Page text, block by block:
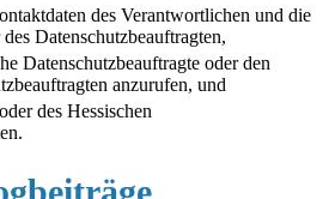
des Verantwortlichen und die
Datenschutzbeauftragten,
Datenschutzbeauftragte oder den
anzurufen, und
des Hessischen